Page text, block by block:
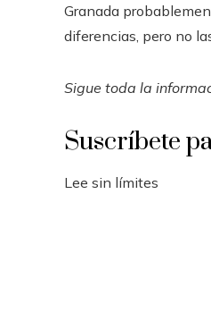
Granada
diferencias, pero no
Sigue toda la
Suscríbete
Lee sin límites